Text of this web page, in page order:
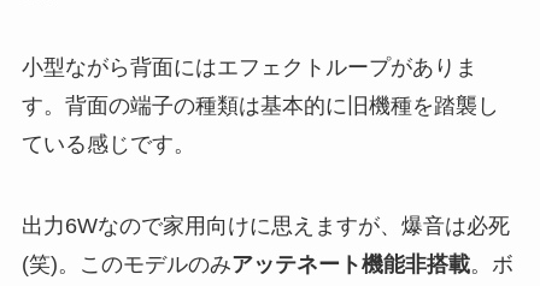
小型ながら背面にはエフェクトループがありま
す。背面の端子の種類は基本的に旧機種を踏襲し
ている感じです。
出力6Wなので家用向けに思えますが、爆音は必死
(笑)。このモデルのみアッテネート機能非搭載。ボ